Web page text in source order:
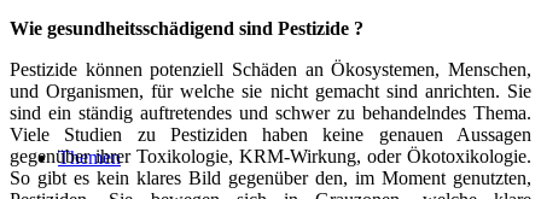
Themen
Wie gesundheitsschädigend sind Pestizide ?
Pestizide können potenziell Schäden an Ökosystemen, Menschen,
und Organismen, für welche sie nicht gemacht sind anrichten. Sie
sind ein ständig auftretendes und schwer zu behandelndes Thema.
Viele Studien zu Pestiziden haben keine genauen Aussagen
gegenüber ihrer Toxikologie, KRM-Wirkung, oder Ökotoxikologie.
So gibt es kein klares Bild gegenüber den, im Moment genutzten,